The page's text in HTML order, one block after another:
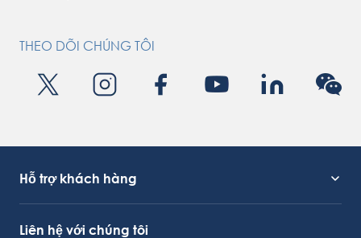
THEO DÕI CHÚNG TÔI
Hỗ trợ khách hàng
Liên hệ với chúng tôi